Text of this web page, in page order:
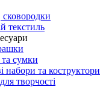
текстиль
сумки
набори та коструктори
творчості